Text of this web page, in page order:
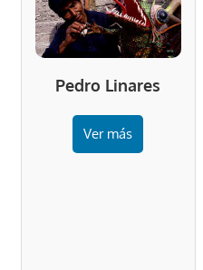
Pedro Linares
Ver más